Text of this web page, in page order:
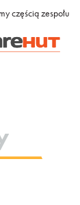
częścią zespołu